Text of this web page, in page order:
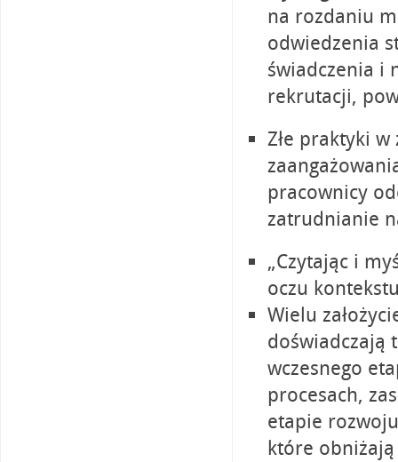
na rozdaniu
odwiedzenia
świadczenia i
rekrutacji,
Złe praktyki
pracownicy
zatrudnianie
„Czytając i
oczu
Wielu
doświadczają
wczesnego
procesach,
etapie
które obniżają